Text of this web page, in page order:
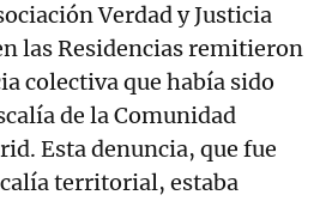
Verdad y Justicia
las Residencias remitieron
colectiva que había sido
de la Comunidad
Esta denuncia, que fue
territorial, estaba